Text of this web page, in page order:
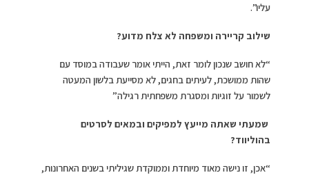
עליו”.
שילוב קריירה ומשפחה לא צלח מדוע?
“לא חושב שנכון לומר זאת, הייתי אומר שעבודה במוסד עם
שהות ממושכת, לעיתים בחגים, לא מסייעת בלשון המעטה
לשמור על זוגיות ומסגרת משפחתית רגילה”
שמעתי שאתה מייעץ למפיקים ובמאים לסרטים
בהוליווד?
“אכן, זו נישה מאוד מיוחדת וממוקדת שגיליתי בשנים האחרונות,